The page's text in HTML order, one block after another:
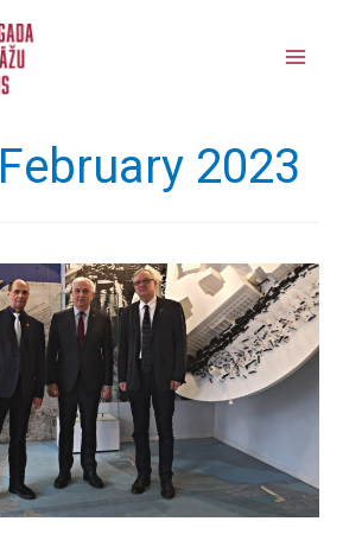
February 2023